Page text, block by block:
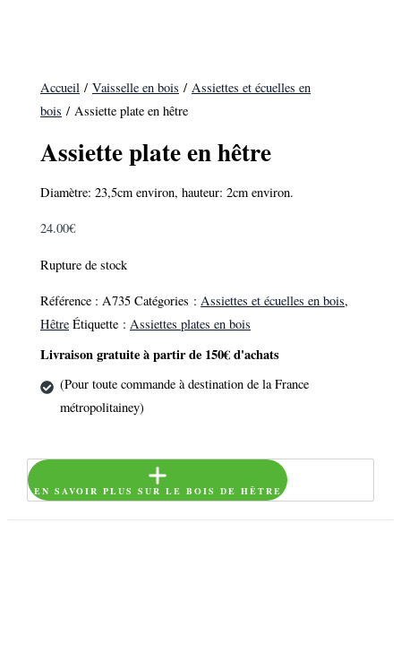
Accueil /Vaisselle en bois /Assiettes et écuelles en
bois / Assiette plate en hêtre
Assiette plate en hêtre
Diamètre: 23,5cm environ, hauteur: 2cm environ.
24.00€
Rupture de stock
Référence :A735 Catégories :Assiettes et écuelles en bois,
Hêtre Étiquette :Assiettes plates en bois
Livraison gratuite à partir de 150€ d'achats
(Pour toute commande à destination de la France
métropolitainey)
EN SAVOIR PLUS SUR LE BOIS DE HÊTRE